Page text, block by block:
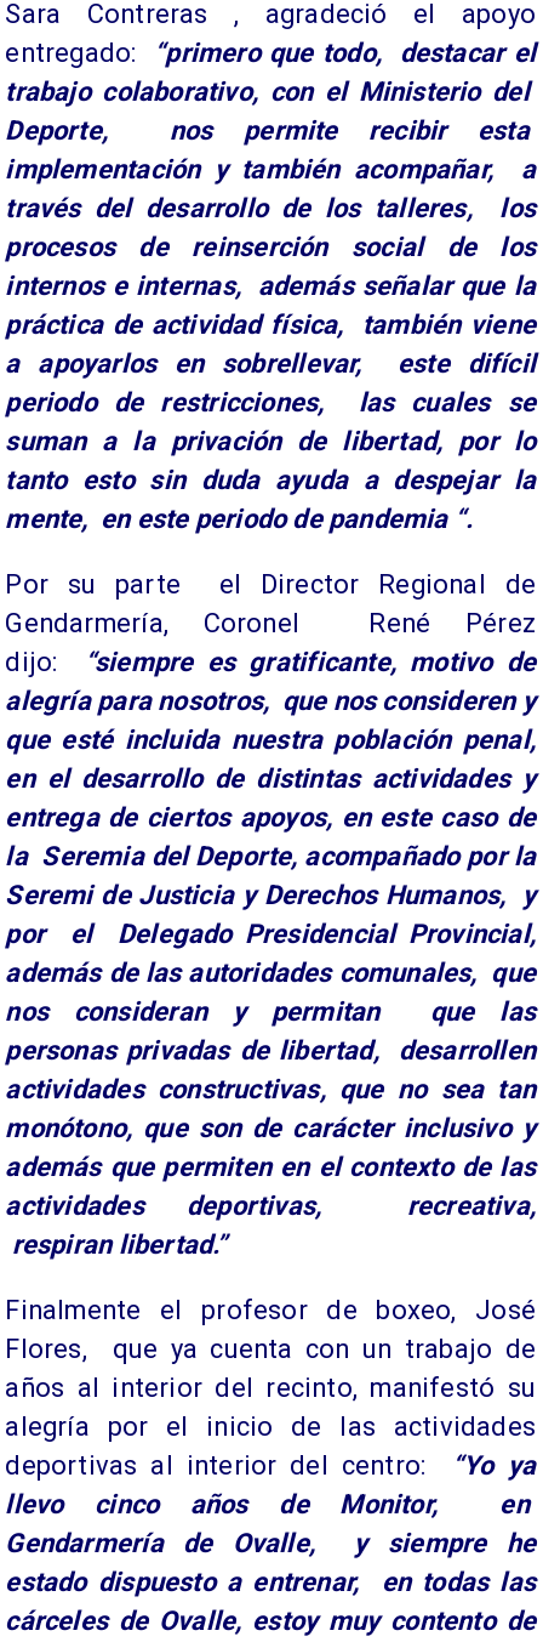
Sara Contreras , agradeció el apoyo
entregado:
“primero que todo, destacar el
trabajo colaborativo, con el Ministerio del
Deporte, nos permite recibir esta
implementación y también acompañar, a
través del desarrollo de los talleres, los
procesos de reinserción social de los
internos e internas, además señalar que la
práctica de actividad física, también viene
a apoyarlos en sobrellevar, este difícil
periodo de restricciones, las cuales se
suman a la privación de libertad, por lo
tanto esto sin duda ayuda a despejar la
mente, en este periodo de pandemia “.
Por su parte el Director Regional de
Gendarmería, Coronel René Pérez
dijo:
“siempre es gratificante, motivo de
alegría para nosotros, que nos consideren y
que esté incluida nuestra población penal,
en el desarrollo de distintas actividades y
entrega de ciertos apoyos, en este caso de
la Seremia del Deporte, acompañado por la
Seremi de Justicia y Derechos Humanos, y
por el Delegado Presidencial Provincial,
además de las autoridades comunales, que
nos consideran y permitan que las
personas privadas de libertad, desarrollen
actividades constructivas, que no sea tan
monótono, que son de carácter inclusivo y
además que permiten en el contexto de las
actividades deportivas, recreativa,
respiran libertad.”
Finalmente el profesor de boxeo, José
Flores, que ya cuenta con un trabajo de
años al interior del recinto, manifestó su
alegría por el inicio de las actividades
deportivas al interior del centro:
“Yo ya
llevo cinco años de Monitor, en
Gendarmería de Ovalle, y siempre he
estado dispuesto a entrenar, en todas las
cárceles de Ovalle, estoy muy contento de